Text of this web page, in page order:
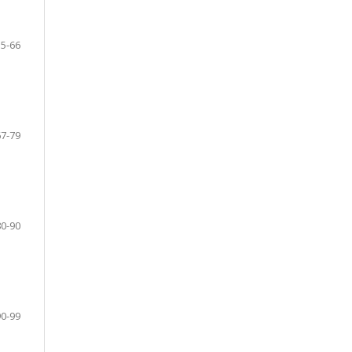
66
79
90
99